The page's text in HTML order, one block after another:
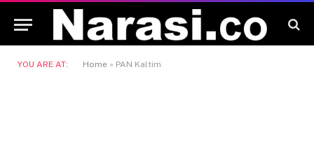
YOU ARE AT: Home » PAN Kaltim